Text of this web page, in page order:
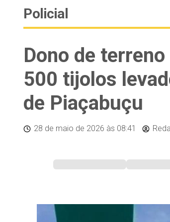
Policial
Dono de
500 tijolos
de Piaçabuçu
28 de maio de 2026 às 08:41